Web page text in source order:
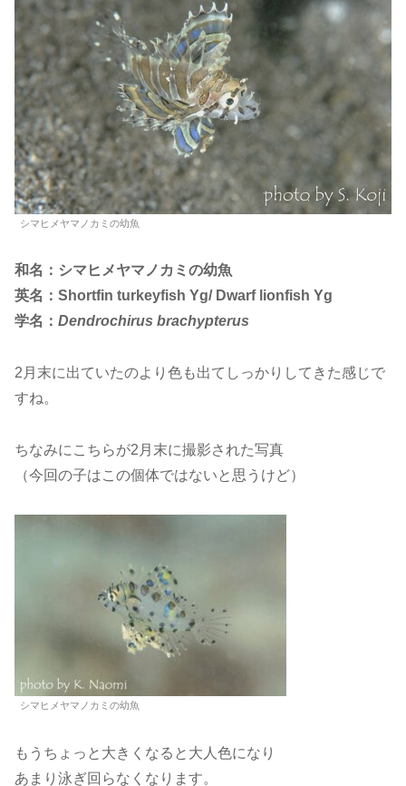
シマヒメヤマノカミの幼魚
和名：シマヒメヤマノカミの幼魚
英名：Shortfin turkeyfish Yg/ Dwarf lionfish Yg
学名： Dendrochirus brachypterus
2月末に出ていたのより色も出てしっかりしてきた感じで
すね。
ちなみにこちらが2月末に撮影された写真
（今回の子はこの個体ではないと思うけど）
シマヒメヤマノカミの幼魚
もうちょっと大きくなると大人色になり
あまり泳ぎ回らなくなります。